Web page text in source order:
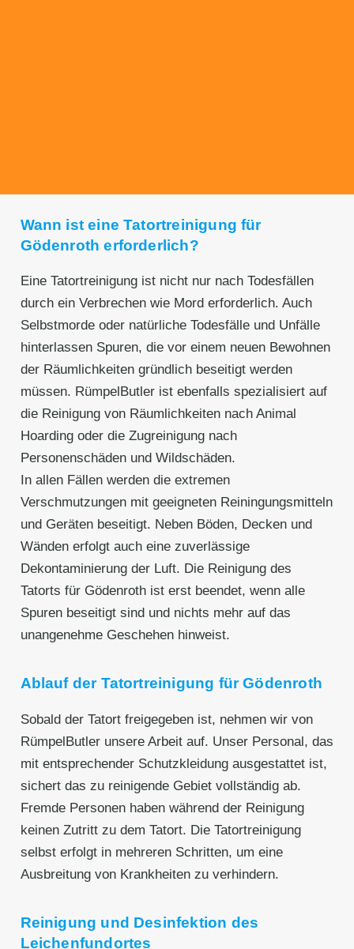
Wann ist eine Tatortreinigung für
Gödenroth erforderlich?
Eine Tatortreinigung ist nicht nur nach Todesfällen
durch ein Verbrechen wie Mord erforderlich. Auch
Selbstmorde oder natürliche Todesfälle und Unfälle
hinterlassen Spuren, die vor einem neuen Bewohnen
der Räumlichkeiten gründlich beseitigt werden
müssen. RümpelButler ist ebenfalls spezialisiert auf
die Reinigung von Räumlichkeiten nach Animal
Hoarding oder die Zugreinigung nach
Personenschäden und Wildschäden.
In allen Fällen werden die extremen
Verschmutzungen mit geeigneten Reiningungsmitteln
und Geräten beseitigt. Neben Böden, Decken und
Wänden erfolgt auch eine zuverlässige
Dekontaminierung der Luft. Die Reinigung des
Tatorts für Gödenroth ist erst beendet, wenn alle
Spuren beseitigt sind und nichts mehr auf das
unangenehme Geschehen hinweist.
Ablauf der Tatortreinigung für Gödenroth
Sobald der Tatort freigegeben ist, nehmen wir von
RümpelButler unsere Arbeit auf. Unser Personal, das
mit entsprechender Schutzkleidung ausgestattet ist,
sichert das zu reinigende Gebiet vollständig ab.
Fremde Personen haben während der Reinigung
keinen Zutritt zu dem Tatort. Die Tatortreinigung
selbst erfolgt in mehreren Schritten, um eine
Ausbreitung von Krankheiten zu verhindern.
Reinigung und Desinfektion des
Leichenfundortes